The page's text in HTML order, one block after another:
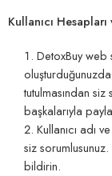
Kullanıcı
DetoxBuy web
tutulmasından
başkalarıyla
Kullanıcı adı
siz
bildirin.